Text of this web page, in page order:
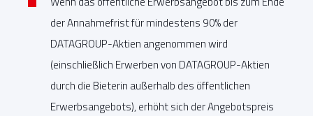
der Annahmefrist für mindestens 90% der
DATAGROUP-Aktien angenommen wird
(einschließlich Erwerben von DATAGROUP-Aktien
durch die Bieterin außerhalb des öffentlichen
Erwerbsangebots), erhöht sich der Angebotspreis